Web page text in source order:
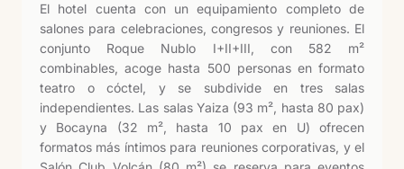
El hotel cuenta con un equipamiento completo de
salones para celebraciones, congresos y reuniones. El
conjunto Roque Nublo I+II+III, con 582 m²
combinables, acoge hasta 500 personas en formato
teatro o cóctel, y se subdivide en tres salas
independientes. Las salas Yaiza (93 m², hasta 80 pax)
y Bocayna (32 m², hasta 10 pax en U) ofrecen
formatos más íntimos para reuniones corporativas, y el